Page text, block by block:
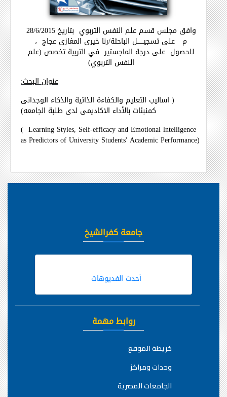
وافق مجلس قسم علم النفس التربوي بتاريخ 28/6/2015
م على تسجيــــــل الباحثة/رنا خيرى المغازى عجاج ،
للحصول على درجة الماجستير في التربية تخصص (علم
النفس التربوي)
عنوان البحث:
( اساليب التعليم والكفاءة الذاتية والذكاء الوجدانى
كمنبئات بالأداء الاكاديمى لدى طلبة الجامعه)
( Learning Styles, Self-efficacy and Emotional lntelligence
as Predictors of University Students' Academic Performance)
جامعة كفرالشيخ
أحدث الفديوهات
روابط مهمة
خريطة الموقع
وحدات ومراكز
الجامعات المصرية